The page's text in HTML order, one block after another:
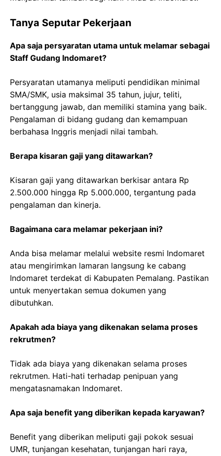
Tanya Seputar Pekerjaan
Apa saja persyaratan utama untuk melamar sebagai
Staff Gudang Indomaret?
Persyaratan utamanya meliputi pendidikan minimal
SMA/SMK, usia maksimal 35 tahun, jujur, teliti,
bertanggung jawab, dan memiliki stamina yang baik.
Pengalaman di bidang gudang dan kemampuan
berbahasa Inggris menjadi nilai tambah.
Berapa kisaran gaji yang ditawarkan?
Kisaran gaji yang ditawarkan berkisar antara Rp
2.500.000 hingga Rp 5.000.000, tergantung pada
pengalaman dan kinerja.
Bagaimana cara melamar pekerjaan ini?
Anda bisa melamar melalui website resmi Indomaret
atau mengirimkan lamaran langsung ke cabang
Indomaret terdekat di Kabupaten Pemalang. Pastikan
untuk menyertakan semua dokumen yang
dibutuhkan.
Apakah ada biaya yang dikenakan selama proses
rekrutmen?
Tidak ada biaya yang dikenakan selama proses
rekrutmen. Hati-hati terhadap penipuan yang
mengatasnamakan Indomaret.
Apa saja benefit yang diberikan kepada karyawan?
Benefit yang diberikan meliputi gaji pokok sesuai
UMR, tunjangan kesehatan, tunjangan hari raya,